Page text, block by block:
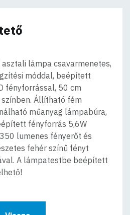
lámpa csavarmenetes,
móddal, beépített
fényforrással, 50 cm
Állítható fém
műanyag lámpabúra,
fényforrás 5,6W
lumenes fényerőt és
fehér színű fényt
A lámpatestbe beépített